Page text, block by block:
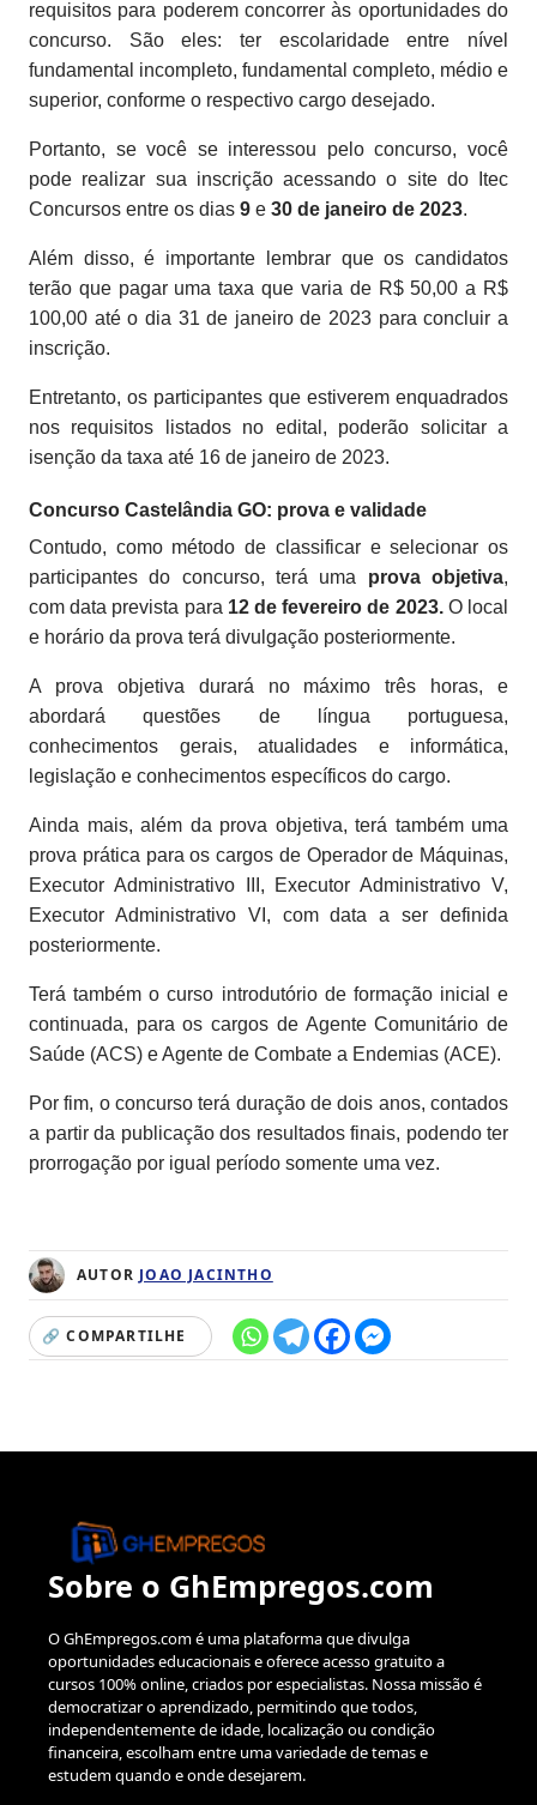
requisitos para poderem concorrer às oportunidades do
concurso. São eles: ter escolaridade entre nível
fundamental incompleto, fundamental completo, médio e
superior, conforme o respectivo cargo desejado.
Portanto, se você se interessou pelo concurso, você
pode realizar sua inscrição acessando o site do Itec
Concursos entre os dias 9 e 30 de janeiro de 2023.
Além disso, é importante lembrar que os candidatos
terão que pagar uma taxa que varia de R$ 50,00 a R$
100,00 até o dia 31 de janeiro de 2023 para concluir a
inscrição.
Entretanto, os participantes que estiverem enquadrados
nos requisitos listados no edital, poderão solicitar a
isenção da taxa até 16 de janeiro de 2023.
Concurso Castelândia GO: prova e validade
Contudo, como método de classificar e selecionar os
participantes do concurso, terá uma prova objetiva,
com data prevista para 12 de fevereiro de 2023.O local
e horário da prova terá divulgação posteriormente.
A prova objetiva durará no máximo três horas, e
abordará questões de língua portuguesa,
conhecimentos gerais, atualidades e informática,
legislação e conhecimentos específicos do cargo.
Ainda mais, além da prova objetiva, terá também uma
prova prática para os cargos de Operador de Máquinas,
Executor Administrativo III, Executor Administrativo V,
Executor Administrativo VI, com data a ser definida
posteriormente.
Terá também o curso introdutório de formação inicial e
continuada, para os cargos de Agente Comunitário de
Saúde (ACS) e Agente de Combate a Endemias (ACE).
Por fim, o concurso terá duração de dois anos, contados
a partir da publicação dos resultados finais, podendo ter
prorrogação por igual período somente uma vez.
AUTOR JOAO JACINTHO
🔗 COMPARTILHE
Sobre o GhEmpregos.com
O GhEmpregos.com é uma plataforma que divulga
oportunidades educacionais e oferece acesso gratuito a
cursos 100% online, criados por especialistas. Nossa missão é
democratizar o aprendizado, permitindo que todos,
independentemente de idade, localização ou condição
financeira, escolham entre uma variedade de temas e
estudem quando e onde desejarem.